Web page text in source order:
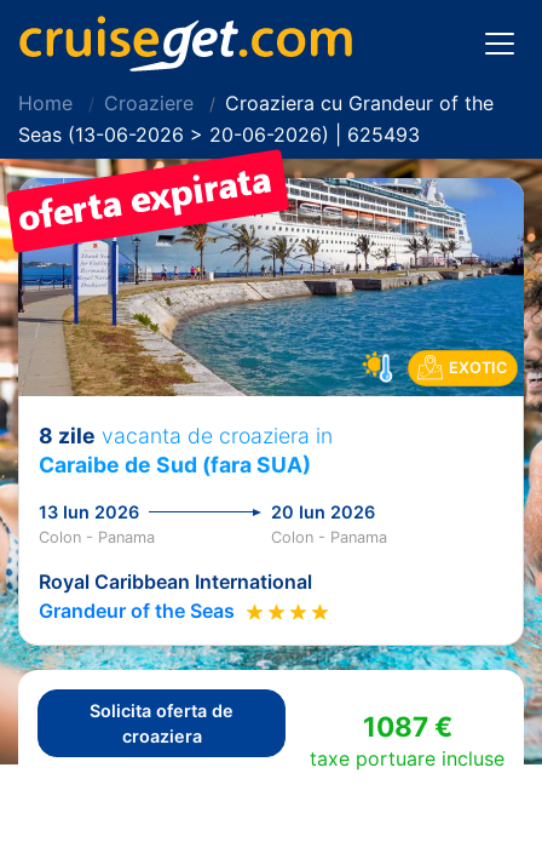
Home Croaziere
Croaziera cu Grandeur of the
Seas (13-06-2026 > 20-06-2026) | 625493
EXOTIC
8 zile vacanta de croaziera in
Caraibe de Sud (fara SUA)
13 Iun 2026 20 Iun 2026
Colon - Panama Colon - Panama
Royal Caribbean International
Grandeur of the Seas
Solicita oferta de
croaziera
1087 €
taxe portuare incluse